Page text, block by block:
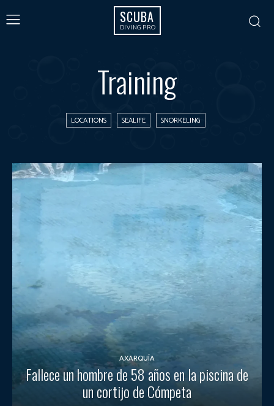
SCUBA
DIVING PRO
Training
LOCATIONS SEALIFE SNORKELING
AXARQUÍA
Fallece un hombre de 58 años en la piscina de
un cortijo de Cómpeta